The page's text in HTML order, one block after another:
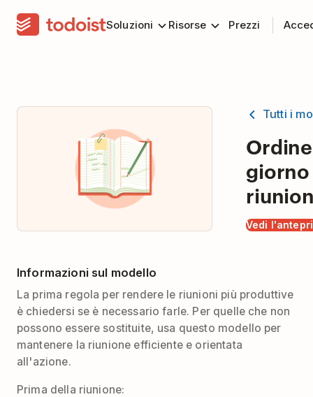
Soluzioni Risorse Prezzi
Tutti i
giorno
Vedi
Informazioni sul modello
La prima regola per rendere le riunioni più produttive
è chiedersi se è necessario farle. Per quelle che non
possono essere sostituite, usa questo modello per
mantenere la riunione efficiente e orientata
all'azione.
Prima della riunione: